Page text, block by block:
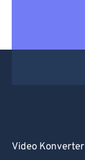
Video Konverter